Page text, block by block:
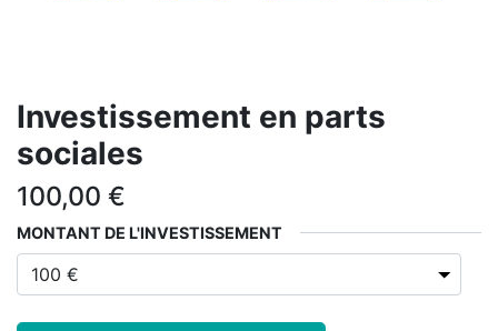
Investissement en parts
sociales
100,00 €
MONTANT DE L'INVESTISSEMENT